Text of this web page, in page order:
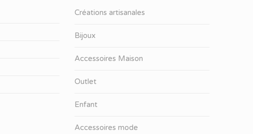
Créations artisanales
Bijoux
Accessoires Maison
Outlet
Enfant
Accessoires mode